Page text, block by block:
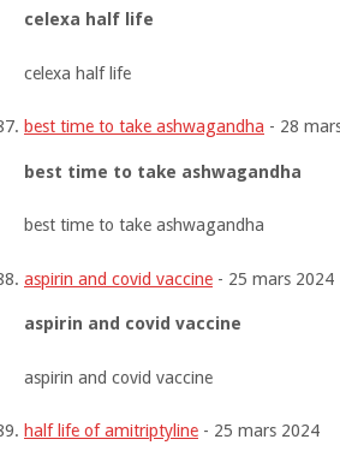
celexa half life
celexa half life
best time to take ashwagandha - 28
best time to take ashwagandha
best time to take ashwagandha
aspirin and covid vaccine - 25 mars 2024
aspirin and covid vaccine
aspirin and covid vaccine
half life of amitriptyline - 25 mars 2024